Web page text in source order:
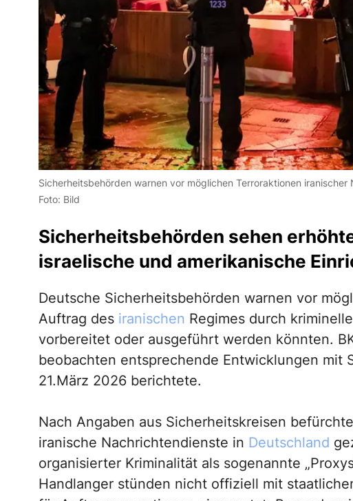
Sicherheitsbehörden warnen vor möglichen Terroraktionen
Foto: Bild
Sicherheitsbehörden sehen
israelische und amerikanische
Deutsche Sicherheitsbehörden warnen vor
Auftrag des iranischen Regimes durch
vorbereitet oder ausgeführt werden könnten.
beobachten entsprechende Entwicklungen mit
21.März 2026 berichtete.
Nach Angaben aus Sicherheitskreisen
iranische Nachrichtendienste in Deutschland
organisierter Kriminalität als sogenannte
Handlanger stünden nicht offiziell mit